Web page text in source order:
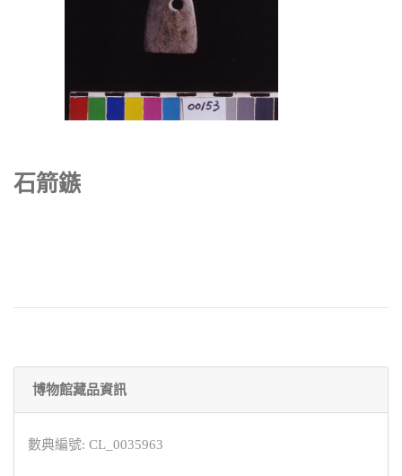
石箭鏃
博物館藏品資訊
數典編號: CL_0035963